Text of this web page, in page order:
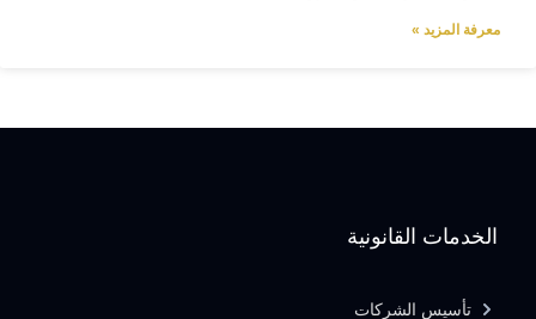
معرفة المزيد »
الخدمات القانونية
تأسيس الشركات